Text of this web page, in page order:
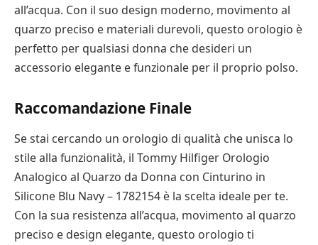
all’acqua. Con il suo design moderno, movimento al
quarzo preciso e materiali durevoli, questo orologio è
perfetto per qualsiasi donna che desideri un
accessorio elegante e funzionale per il proprio polso.
Raccomandazione Finale
Se stai cercando un orologio di qualità che unisca lo
stile alla funzionalità, il Tommy Hilfiger Orologio
Analogico al Quarzo da Donna con Cinturino in
Silicone Blu Navy – 1782154 è la scelta ideale per te.
Con la sua resistenza all’acqua, movimento al quarzo
preciso e design elegante, questo orologio ti